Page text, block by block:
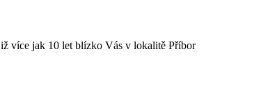
více jak 10 let blízko Vás v lokalitě Příbor